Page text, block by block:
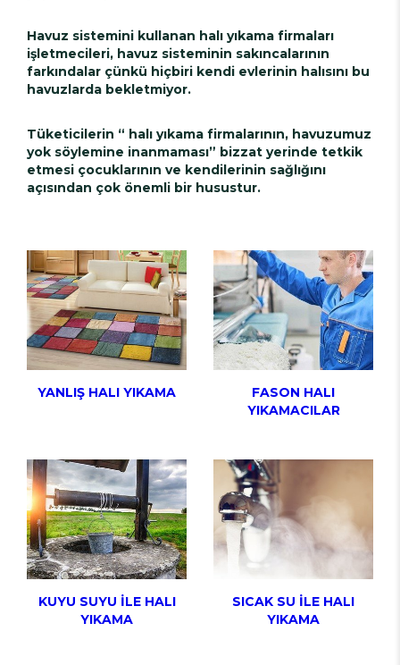
Havuz sistemini kullanan halı yıkama firmaları
işletmecileri, havuz sisteminin sakıncalarının
farkındalar çünkü hiçbiri kendi evlerinin halısını bu
havuzlarda bekletmiyor.
Tüketicilerin “ halı yıkama firmalarının, havuzumuz
yok söylemine inanmaması” bizzat yerinde tetkik
etmesi çocuklarının ve kendilerinin sağlığını
açısından çok önemli bir husustur.
YANLIŞ HALI YIKAMA
FASON HALI
YIKAMACILAR
KUYU SUYU İLE HALI
YIKAMA
SICAK SU İLE HALI
YIKAMA